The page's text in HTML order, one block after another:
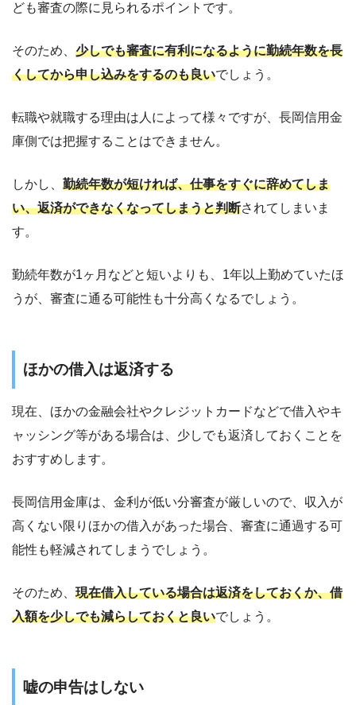
ども審査の際に見られるポイントです。
そのため、 少しでも審査に有利になるように勤続年数を長
くしてから申し込みをするのも良いでしょう。
転職や就職する理由は人によって様々ですが、長岡信用金
庫側では把握することはできません。
しかし、 勤続年数が短ければ、仕事をすぐに辞めてしま
い、返済ができなくなってしまうと判断されてしまいま
す。
勤続年数が1ヶ月などと短いよりも、1年以上勤めていたほ
うが、審査に通る可能性も十分高くなるでしょう。
ほかの借入は返済する
現在、ほかの金融会社やクレジットカードなどで借入やキ
ャッシング等がある場合は、少しでも返済しておくことを
おすすめします。
長岡信用金庫は、金利が低い分審査が厳しいので、収入が
高くない限りほかの借入があった場合、審査に通過する可
能性も軽減されてしまうでしょう。
そのため、 現在借入している場合は返済をしておくか、借
入額を少しでも減らしておくと良いでしょう。
嘘の申告はしない